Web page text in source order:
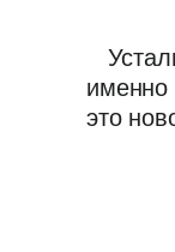
именно
это